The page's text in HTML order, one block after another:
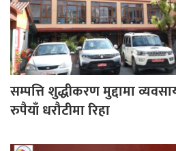
सम्पत्ति शुद्धीकरण मुद्दामा
रुपैयाँ धरौटीमा रिहा